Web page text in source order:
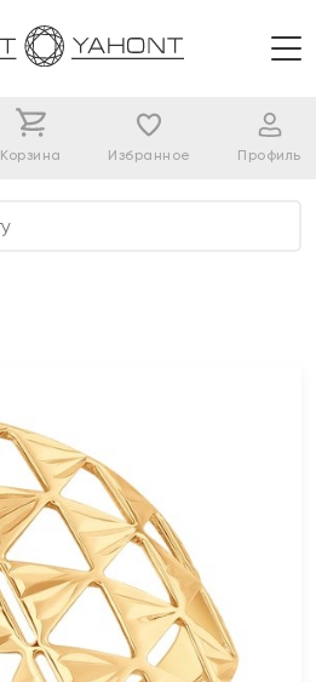
Корзина Избранное Профиль